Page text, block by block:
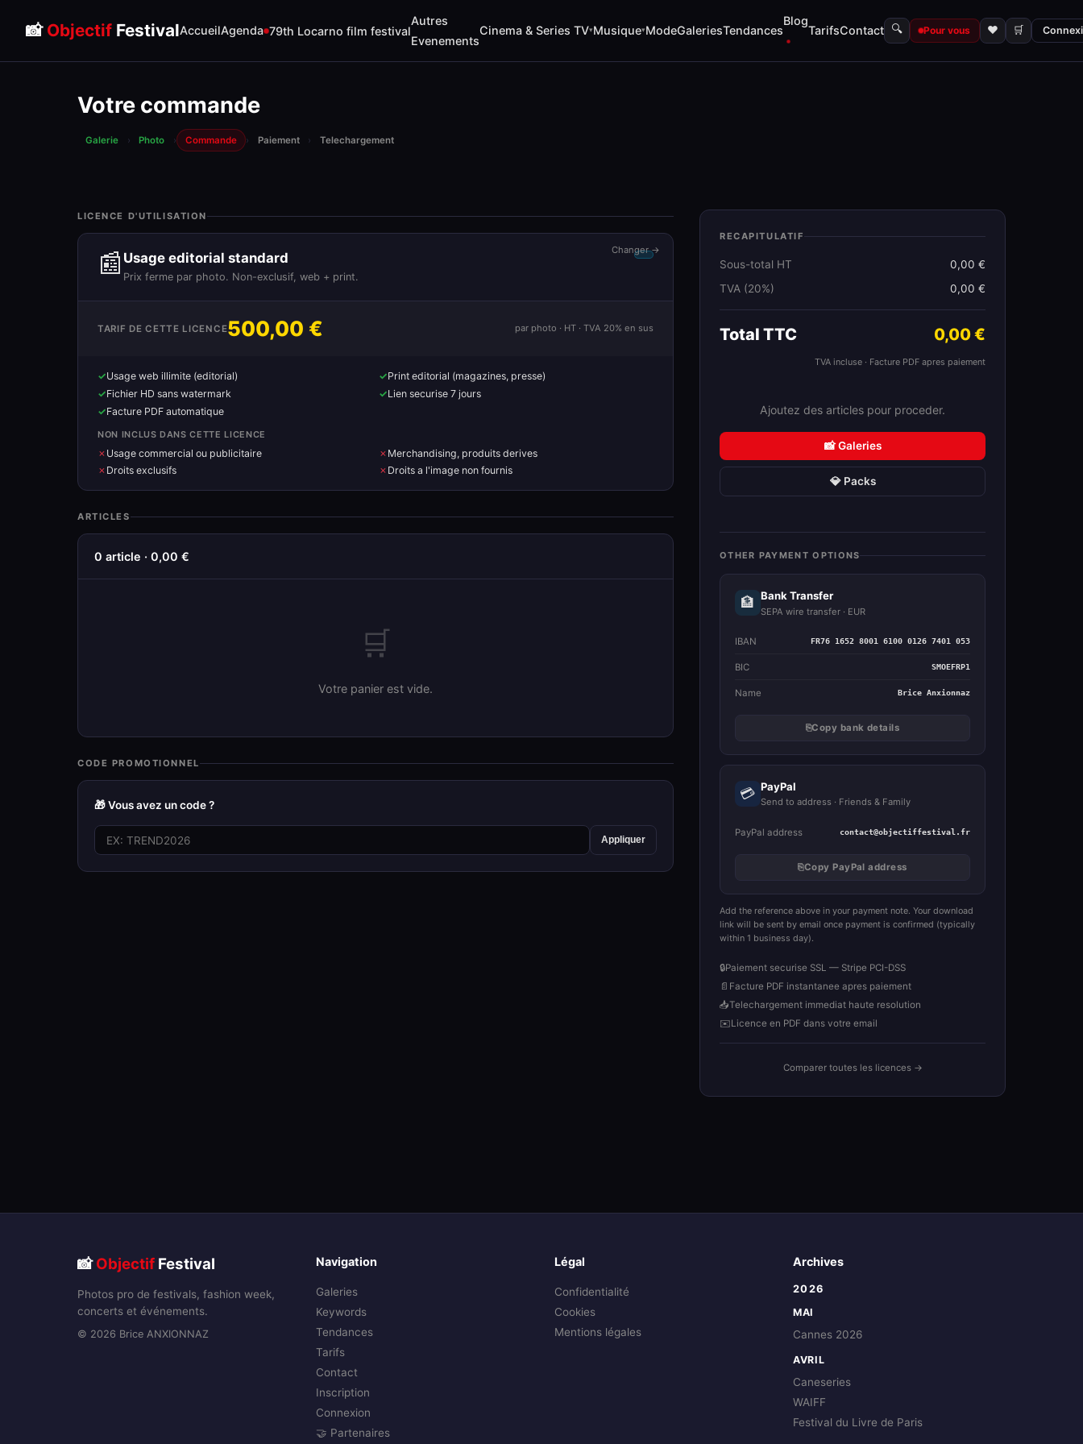
📸 Objectif FestivalAccueilAgenda 79th Locarno film festival
Autres
Evenements
Cinema & Series TV▾Musique▾ModeGaleriesTendances
Blog
TarifsContact 🔍 Pour vous ♥ 🛒
Votre commande
Galerie › Photo › Commande › Paiement › Telechargement
LICENCE D'UTILISATION
📰 Usage editorial standard
Prix ferme par photo. Non-exclusif, web + print.
Changer →
TARIF DE CETTE LICENCE500,00 € par photo · HT · TVA 20% en sus
Usage web illimite (editorial)
Print editorial (magazines, presse)
Fichier HD sans watermark
Lien securise 7 jours
Facture PDF automatique
NON INCLUS DANS CETTE LICENCE
Usage commercial ou publicitaire
Merchandising, produits derives
Droits exclusifs
Droits a l'image non fournis
ARTICLES
0 article · 0,00 €
🛒
Votre panier est vide.
CODE PROMOTIONNEL
🎁 Vous avez un code ?
Appliquer
RECAPITULATIF
Sous-total HT
0,00 €
TVA (20%)
0,00 €
Total TTC 0,00 €
TVA incluse · Facture PDF apres paiement
Ajoutez des articles pour proceder.
📸 Galeries
💎 Packs
OTHER PAYMENT OPTIONS
🏦 Bank Transfer
SEPA wire transfer · EUR
IBAN FR76 1652 8001 6100 0126 7401 053
BIC SMOEFRP1
Name Brice Anxionnaz
⎘Copy bank details
💳 PayPal
Send to address · Friends & Family
PayPal address contact@objectiffestival.fr
⎘Copy PayPal address
Add the reference above in your payment note. Your download
link will be sent by email once payment is confirmed (typically
within 1 business day).
🔒Paiement securise SSL — Stripe PCI-DSS
📄 Facture PDF instantanee apres paiement
📥Telechargement immediat haute resolution
✉️Licence en PDF dans votre email
Comparer toutes les licences →
📸Objectif Festival
Photos pro de festivals, fashion week,
concerts et événements.
© 2026 Brice ANXIONNAZ
Navigation
Galeries
Keywords
Tendances
Tarifs
Contact
Inscription
Connexion
🤝 Partenaires
Légal
Confidentialité
Cookies
Mentions légales
Archives
2026
MAI
Cannes 2026
AVRIL
Caneseries
WAIFF
Festival du Livre de Paris